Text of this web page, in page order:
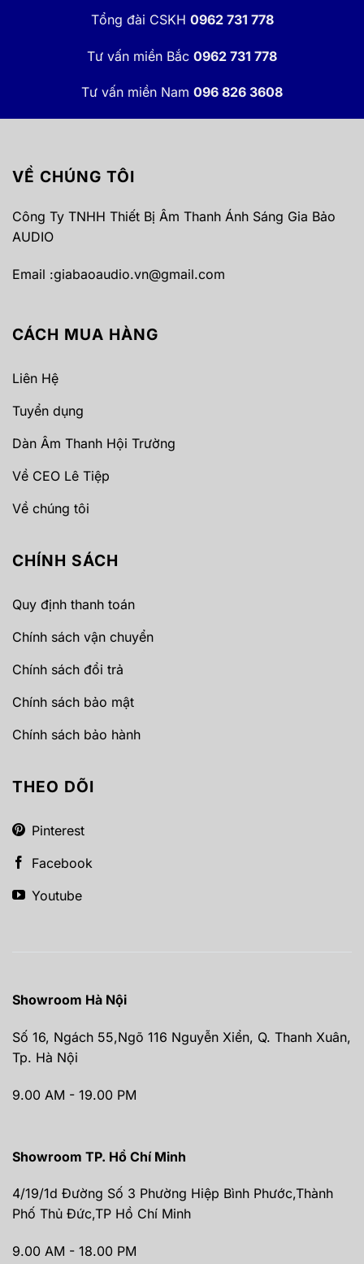
Tổng đài CSKH 0962 731 778
Tư vấn miền Bắc 0962 731 778
Tư vấn miền Nam 096 826 3608
VỀ CHÚNG TÔI
Công Ty TNHH Thiết Bị Âm Thanh Ánh Sáng Gia Bảo
AUDIO
Email :giabaoaudio.vn@gmail.com
CÁCH MUA HÀNG
Liên Hệ
Tuyển dụng
Dàn Âm Thanh Hội Trường
Về CEO Lê Tiệp
Về chúng tôi
CHÍNH SÁCH
Quy định thanh toán
Chính sách vận chuyển
Chính sách đổi trả
Chính sách bảo mật
Chính sách bảo hành
THEO DÕI
Pinterest
Facebook
Youtube
Showroom Hà Nội
Số 16, Ngách 55,Ngõ 116 Nguyễn Xiển, Q. Thanh Xuân,
Tp. Hà Nội
9.00 AM - 19.00 PM
Showroom TP. Hồ Chí Minh
4/19/1d Đường Số 3 Phường Hiệp Bình Phước,Thành
Phố Thủ Đức,TP Hồ Chí Minh
9.00 AM - 18.00 PM